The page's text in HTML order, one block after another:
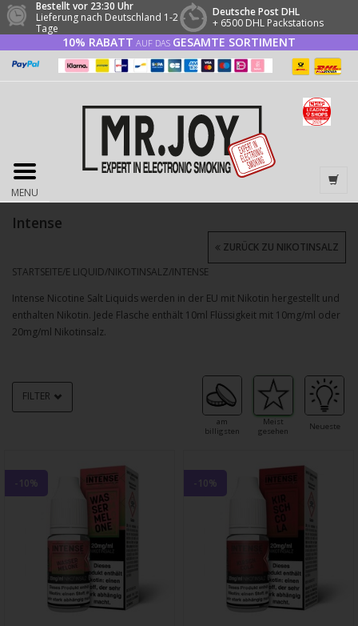
Bestellt vor 23:30 Uhr
Lieferung nach Deutschland 1-2
Tage
Deutsche Post DHL
+ 6500 DHL Packstations
10% RABATT AUF DAS GESAMTE SORTIMENT
MENU
Intense
STARTSEITE/E LIQUID/NIKOTINSALZ/INTENSE
ZURÜCK ZU NIKOTINSALZ
Intense Nicotine Salt Liquids werden in der EU mit Nikotin hergestellt und
enthalten Nikotin. Jede Flasche enthält 10ml Flüssigkeit mit 10mg/ml oder
20mg/ml Nikotinsalz.
am
billigsten
Meist
gesehen
Neueste
FILTER
-10% -10%